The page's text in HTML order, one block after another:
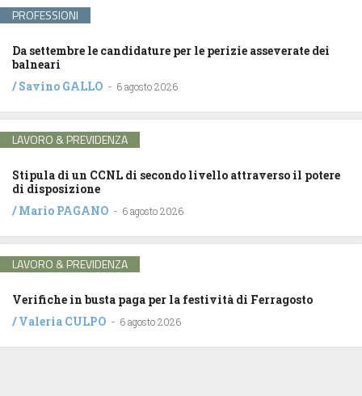
PROFESSIONI
Da settembre le candidature per le perizie asseverate dei
balneari
/Savino GALLO - 6 agosto 2026
LAVORO & PREVIDENZA
Stipula di un CCNL di secondo livello attraverso il potere
di disposizione
/Mario PAGANO - 6 agosto 2026
LAVORO & PREVIDENZA
Verifiche in busta paga per la festività di Ferragosto
/Valeria CULPO - 6 agosto 2026